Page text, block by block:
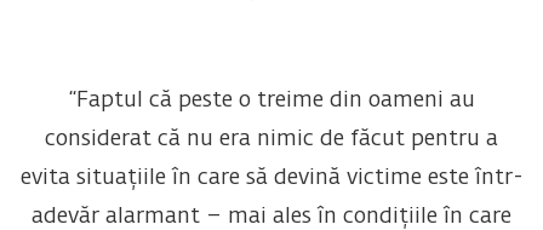
“Faptul că peste o treime din oameni au
considerat că nu era nimic de făcut pentru a
evita situațiile în care să devină victime este într-
adevăr alarmant – mai ales în condițiile în care